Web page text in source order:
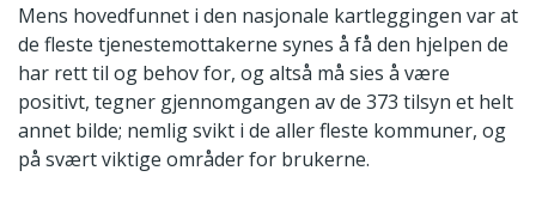
Mens hovedfunnet i den nasjonale kartleggingen var at
de fleste tjenestemottakerne synes å få den hjelpen de
har rett til og behov for, og altså må sies å være
positivt, tegner gjennomgangen av de 373 tilsyn et helt
annet bilde; nemlig svikt i de aller fleste kommuner, og
på svært viktige områder for brukerne.